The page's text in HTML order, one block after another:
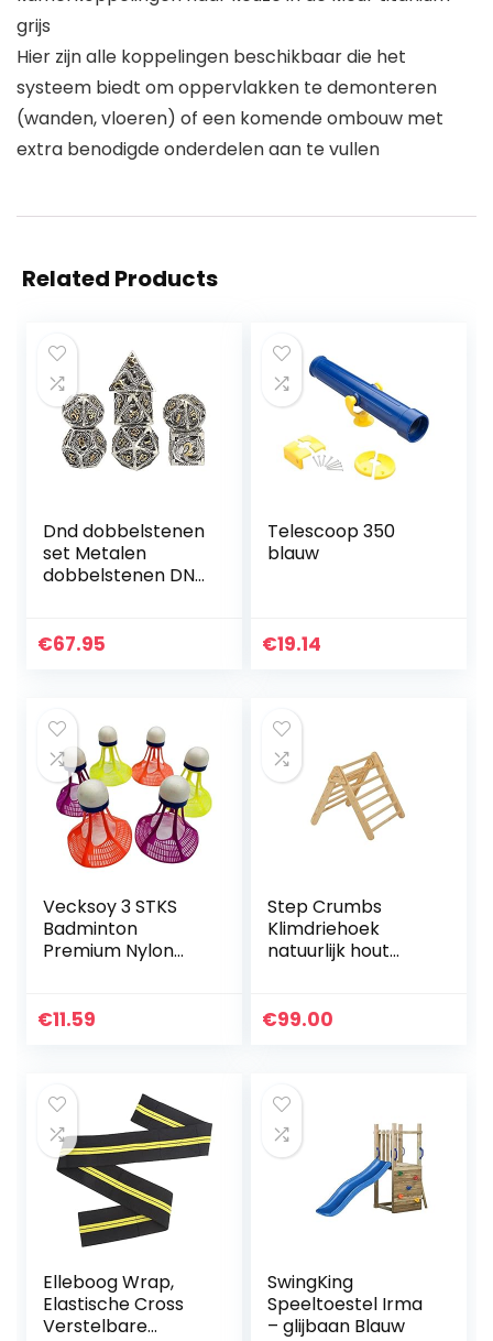
grijs
Hier zijn alle koppelingen beschikbaar die het
systeem biedt om oppervlakken te demonteren
(wanden, vloeren) of een komende ombouw met
extra benodigde onderdelen aan te vullen
Related Products
Dnd dobbelstenen
set Metalen
dobbelstenen DND
Hollow Polyhedral
€67.95
Telescoop 350
blauw
€19.14
Vecksoy 3 STKS
Badminton
Premium Nylon
Stabiliteit &
€11.59
Step Crumbs
Klimdriehoek
natuurlijk hout
€99.00
Elleboog Wrap,
Elastische Cross
Verstelbare
SwingKing
Speeltoestel Irma
– glijbaan Blauw